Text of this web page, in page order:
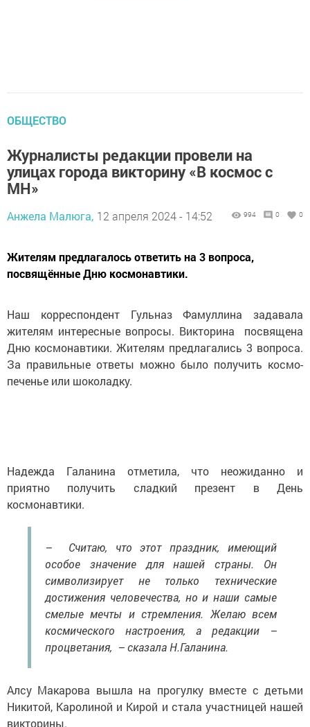
ОБЩЕСТВО
Журналисты редакции провели на
улицах города викторину «В космос с
МН»
Анжела Малюга, 12 апреля 2024 - 14:52 994 0 0
Жителям предлагалось ответить на 3 вопроса,
посвящённые Дню космонавтики.
Наш корреспондент Гульназ Фамуллина задавала
жителям интересные вопросы. Викторина посвящена
Дню космонавтики. Жителям предлагались 3 вопроса.
За правильные ответы можно было получить космо-
печенье или шоколадку.
Надежда Галанина отметила, что неожиданно и
приятно получить сладкий презент в День
космонавтики.
– Считаю, что этот праздник, имеющий
особое значение для нашей страны. Он
символизирует не только технические
достижения человечества, но и наши самые
смелые мечты и стремления. Желаю всем
космического настроения, а редакции –
процветания, – сказала Н.Галанина.
Алсу Макарова вышла на прогулку вместе с детьми
Никитой, Каролиной и Кирой и стала участницей нашей
викторины.